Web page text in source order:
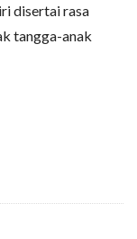
disertai rasa
tangga-anak